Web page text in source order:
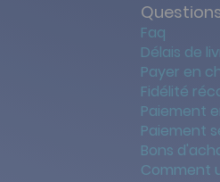
Faq
Délais de
Payer en
Fidélité
Paiement
Paiement
Bons
Comment